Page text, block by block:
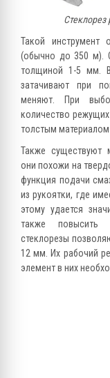
Стеклорез
Такой инструмент
(обычно до 350 м).
толщиной 1-5 мм. В
затачивают при
меняют. При
количество
толстым
Также существуют
они похожи на
функция подачи
из рукоятки, где
этому удается
также повысить
стеклорезы
12 мм. Их рабочий
элемент в них